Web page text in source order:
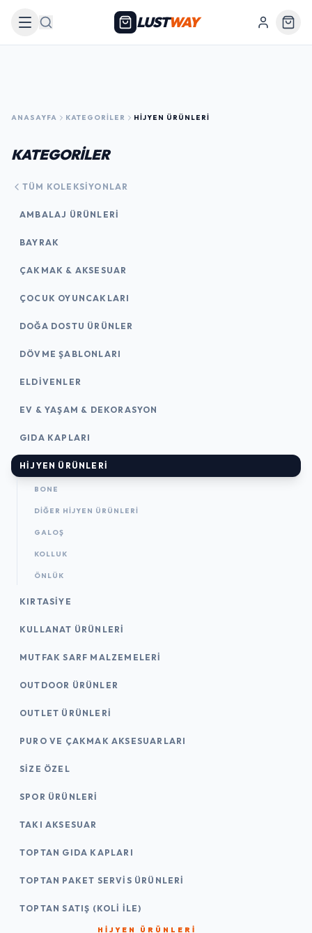
Arama LUSTWAY
ANASAYFA KATEGORILER HIJYEN ÜRÜNLERI
KATEGORİLER
TÜM KOLEKSIYONLAR
AMBALAJ ÜRÜNLERI
BAYRAK
ÇAKMAK & AKSESUAR
ÇOCUK OYUNCAKLARI
DOĞA DOSTU ÜRÜNLER
DÖVME ŞABLONLARI
ELDIVENLER
EV & YAŞAM & DEKORASYON
GIDA KAPLARI
HIJYEN ÜRÜNLERI
BONE
DIĞER HIJYEN ÜRÜNLERI
GALOŞ
KOLLUK
ÖNLÜK
KIRTASİYE
KULLANAT ÜRÜNLERI
MUTFAK SARF MALZEMELERI
OUTDOOR ÜRÜNLER
OUTLET ÜRÜNLERI
PURO VE ÇAKMAK AKSESUARLARI
SIZE ÖZEL
SPOR ÜRÜNLERI
TAKI AKSESUAR
TOPTAN GIDA KAPLARI
TOPTAN PAKET SERVIS ÜRÜNLERI
TOPTAN SATIŞ (KOLI İLE)
HIJYEN ÜRÜNLERI